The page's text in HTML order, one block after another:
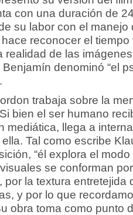
con una duración de
su labor con el
reconocer el
realidad de las
Benjamín denominó “el
trabaja sobre la
bien el ser humano
mediática, llega a
Tal como escribe
“él explora el
se conforman
por la textura entretejida
y por lo que
obra toma como punto